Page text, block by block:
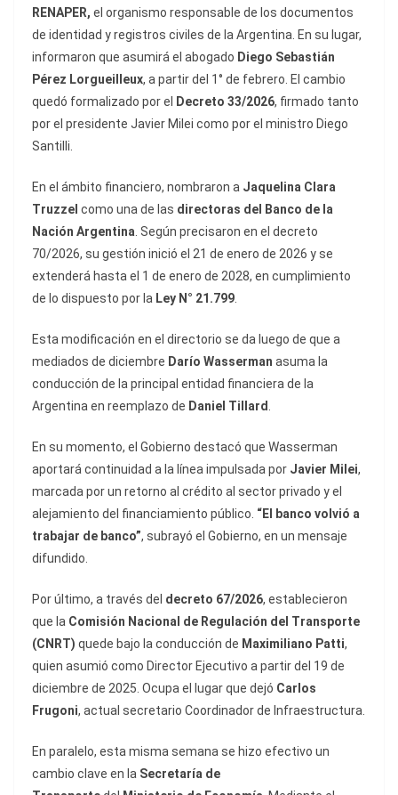
RENAPER, el organismo responsable de los documentos
de identidad y registros civiles de la Argentina. En su lugar,
informaron que asumirá el abogado Diego Sebastián
Pérez Lorgueilleux, a partir del 1° de febrero. El cambio
quedó formalizado por el
Decreto 33/2026, firmado tanto
por el presidente Javier Milei como por el ministro Diego
Santilli.
En el ámbito financiero, nombraron a Jaquelina Clara
Truzzel como una de las directoras del Banco de la
Nación Argentina. Según precisaron en el decreto
70/2026, su gestión inició el 21 de enero de 2026 y se
extenderá hasta el 1 de enero de 2028, en cumplimiento
de lo dispuesto por la Ley N° 21.799.
Esta modificación en el directorio se da luego de que a
mediados de diciembre Darío Wasserman asuma la
conducción de la principal entidad financiera de la
Argentina en reemplazo de Daniel Tillard.
En su momento, el Gobierno destacó que Wasserman
aportará continuidad a la línea impulsada por Javier Milei,
marcada por un retorno al crédito al sector privado y el
alejamiento del financiamiento público. “El banco volvió a
trabajar de banco”, subrayó el Gobierno, en un mensaje
difundido.
Por último, a través del decreto 67/2026, establecieron
que la Comisión Nacional de Regulación del Transporte
(CNRT) quede bajo la conducción de Maximiliano Patti,
quien asumió como Director Ejecutivo a partir del 19 de
diciembre de 2025. Ocupa el lugar que dejó Carlos
Frugoni, actual secretario Coordinador de Infraestructura.
En paralelo, esta misma semana se hizo efectivo un
cambio clave en la Secretaría de